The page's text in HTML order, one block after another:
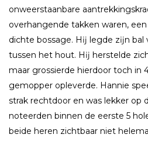
onweerstaanbare
overhangende takken waren,
dichte bossage. Hĳ legde zĳn
tussen het hout. Hĳ herstelde
maar grossierde hierdoor toch in
gemopper opleverde. Hannie
strak rechtdoor en was lekker op
noteerden binnen de eerste 5
beide heren zichtbaar niet